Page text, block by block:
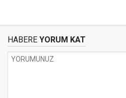
HABERE YORUM KAT